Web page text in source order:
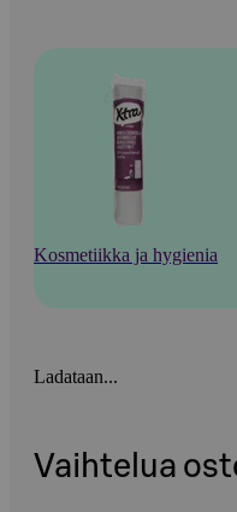
Kosmetiikka ja hygienia
Ladataan...
Vaihtelua